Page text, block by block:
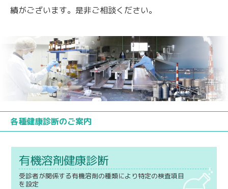
績がございます。是非ご相談ください。
各種健康診断のご案内
有機溶剤健康診断
受診者が関係する有機溶剤の種類により特定の検査項目
を設定